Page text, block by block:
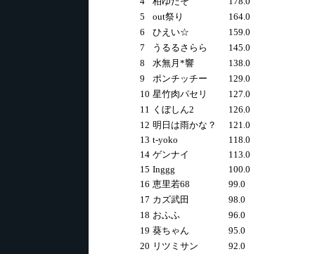
5
out祭り
164.0
6
ひえい☆
159.0
7
うるるさらら
145.0
8
水無月*響
138.0
9
ポンチッチー
129.0
10 星竹肉パセリ
127.0
11 くぼしん2
126.0
12 明日は雨かな？
121.0
13 t-yoko
118.0
14 ゲンナイ
113.0
15 Inggg
100.0
16 恵里若68
99.0
17 カズ武田
98.0
18 おふふ
96.0
19 葵ちゃん
95.0
20 リツミサン
92.0